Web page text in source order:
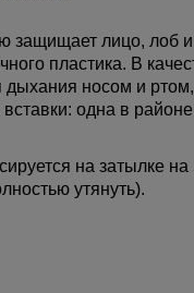
защищает лицо, лоб и
пластика. В
дыхания носом и
одна в
на затылке на
утянуть).